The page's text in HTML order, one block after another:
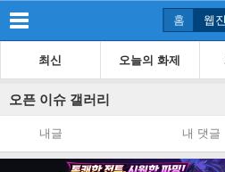
홈 웹진
최신 오늘의 화제
오픈 이슈 갤러리
내글 내 댓글